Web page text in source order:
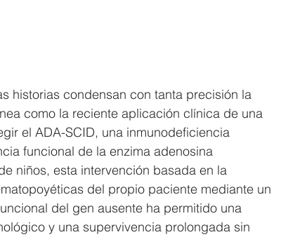
historias condensan con tanta precisión la
como la reciente aplicación clínica de una
el ADA-SCID, una inmunodeficiencia
funcional de la enzima adenosina
niños, esta intervención basada en la
del propio paciente mediante un
del gen ausente ha permitido una
y una supervivencia prolongada sin